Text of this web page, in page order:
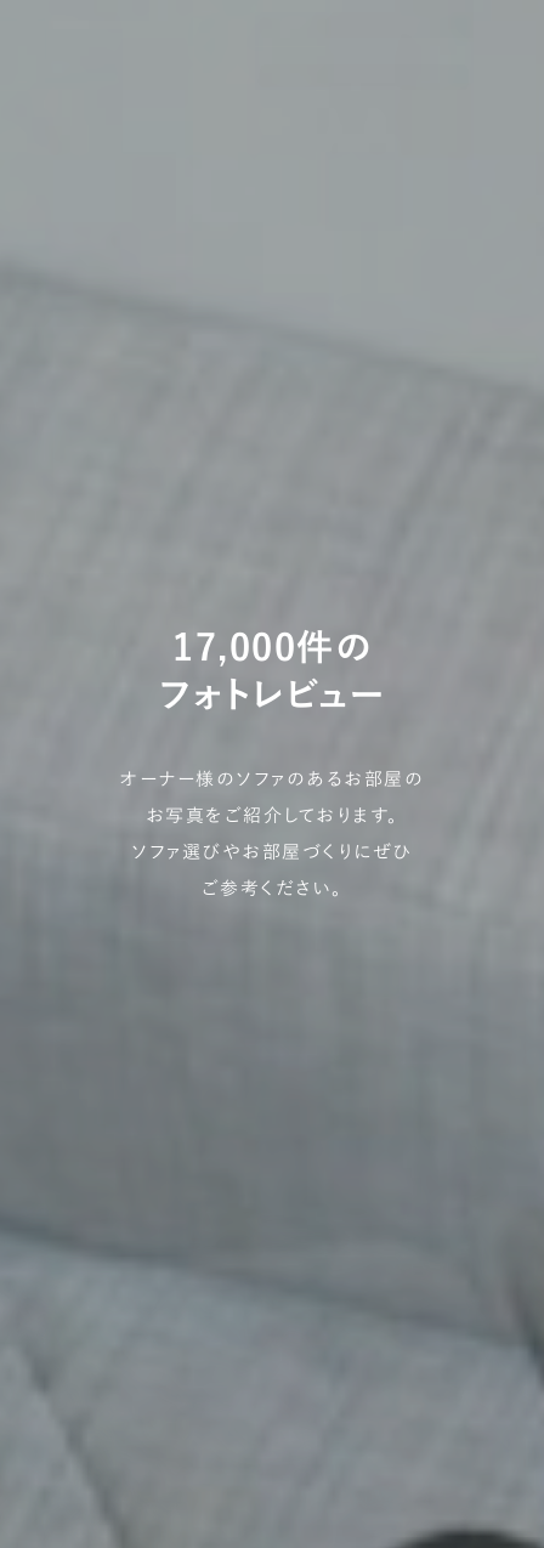
17,000件の
フォトレビュー
オーナー様のソファのあるお部屋の
お写真をご紹介しております。
ソファ選びやお部屋づくりにぜひ
ご参考ください。